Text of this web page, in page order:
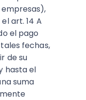
art. 14 A
el pago
fechas,
de su
hasta el
suma